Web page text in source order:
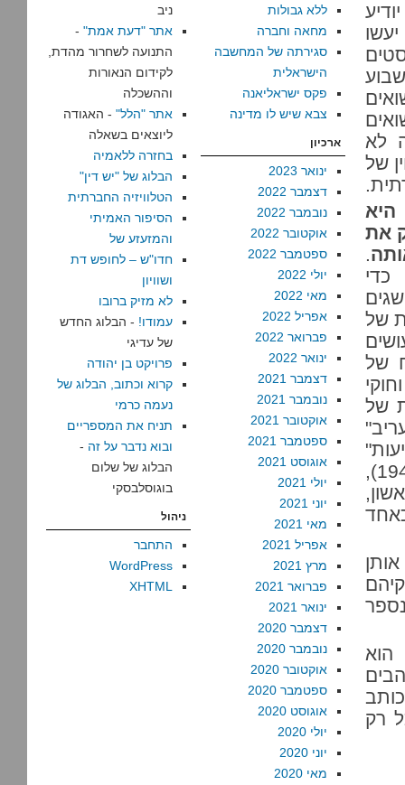
לא
של
היא
את
.
כדי
של
של
של
היה זה שטען שנתניהו לא פינטז על חיילים בריטים ב-1949),
הוא
רק
ללא גבולות
מחאה וחברה
סגירתה של המחשבה
הישראלית
פקס ישראליאנה
צבא שיש לו מדינה
ארכיון
ינואר 2023
דצמבר 2022
נובמבר 2022
אוקטובר 2022
ספטמבר 2022
יולי 2022
מאי 2022
אפריל 2022
פברואר 2022
ינואר 2022
דצמבר 2021
נובמבר 2021
אוקטובר 2021
ספטמבר 2021
אוגוסט 2021
יולי 2021
יוני 2021
מאי 2021
אפריל 2021
מרץ 2021
פברואר 2021
ינואר 2021
דצמבר 2020
נובמבר 2020
אוקטובר 2020
ספטמבר 2020
אוגוסט 2020
יולי 2020
יוני 2020
מאי 2020
ניב
אתר "דעת אמת" -
התנועה לשחרור מהדת,
לקידום הנאורות
וההשכלה
אתר "הלל" - האגודה
ליוצאים בשאלה
בחזרה ללאמיה
הבלוג של "יש דין"
הטלוויזיה החברתית
הסיפור האמיתי
והמזעזע של
חדו"ש – לחופש דת
ושוויון
לא מזיק ברובו
עמודו! - הבלוג החדש
של עדיגי
פרויקט בן יהודה
קרוא וכתוב, הבלוג של
נעמה כרמי
תניח את המספריים
ובוא נדבר על זה -
הבלוג של שלום
בוגוסלבסקי
ניהול
התחבר
WordPress
XHTML